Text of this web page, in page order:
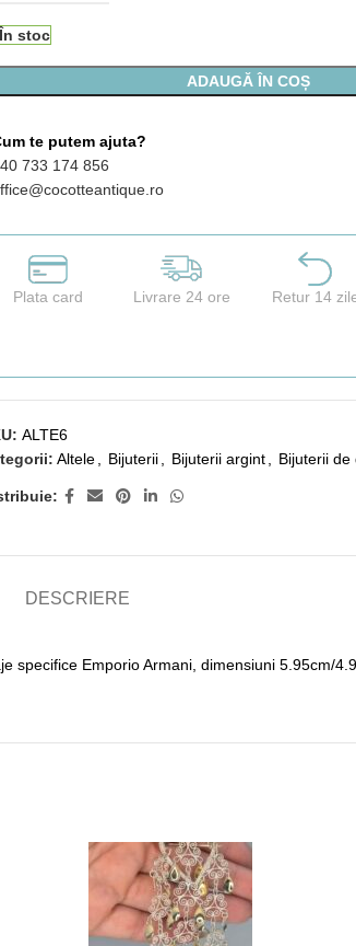
stoc
ADAUGĂ ÎN COȘ
te putem ajuta?
733 174 856
Plata card Livrare 24 ore Retur 14
ALTE6
Altele Bijuterii Bijuterii argint Bijuterii de
DESCRIERE
specifice Emporio Armani, dimensiuni 5.95cm/